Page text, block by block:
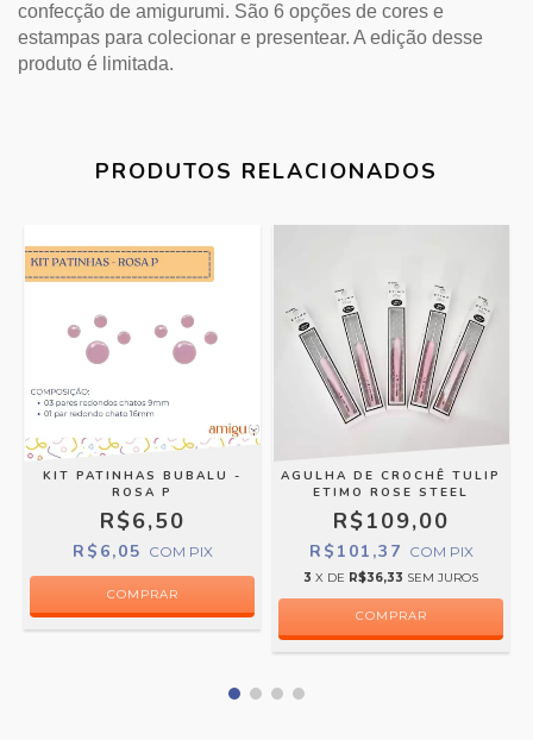
confecção de amigurumi. São 6 opções de cores e
estampas para colecionar e presentear. A edição desse
produto é limitada.
PRODUTOS RELACIONADOS
KIT PATINHAS BUBALU -
ROSA P
R$6,50
R$6,05 COM PIX
AGULHA DE CROCHÊ TULIP
ETIMO ROSE STEEL
R$109,00
R$101,37 COM PIX
3 X DE R$36,33 SEM JUROS
COMPRAR